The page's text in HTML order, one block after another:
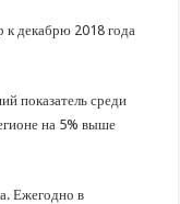
форум «Регион 93»
к декабрю 2018 года
показатель среди
на 5% выше
Ежегодно в